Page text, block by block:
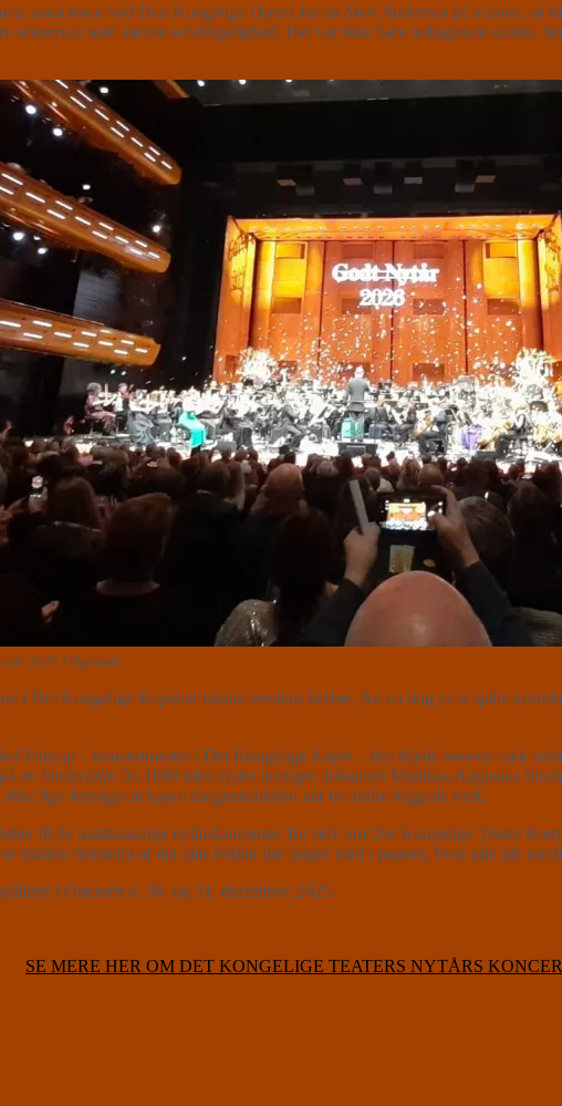
, samt tenor ved Den Kongelige Opera Jacob Skov Andersen på scenen, så
scenerum med største selvfølgelighed. Det var ikke bare indtagende smukt,
2025 i Operaen
i Det Kongelige Kapel er blandt verdens bedste, for en ting er at spille
Futtrup – koncertmester i Det Kongelige Kapel – der fejede benene væk
en Strohviolin fra 1899 (den tyske urmager Johannes Matthias Augustus
lige forsøgte at kapre dirigentstokken når de andre kiggede væk.
til de traditionsrige nytårskoncerter, for selv om Det Kongelige Teater
mindre feststemt af det glas bobler der følger med i pausen, hvor alle går
i Operaen d. 30. og 31. december, 2025.
SE MERE HER OM DET KONGELIGE TEATERS NYTÅRS